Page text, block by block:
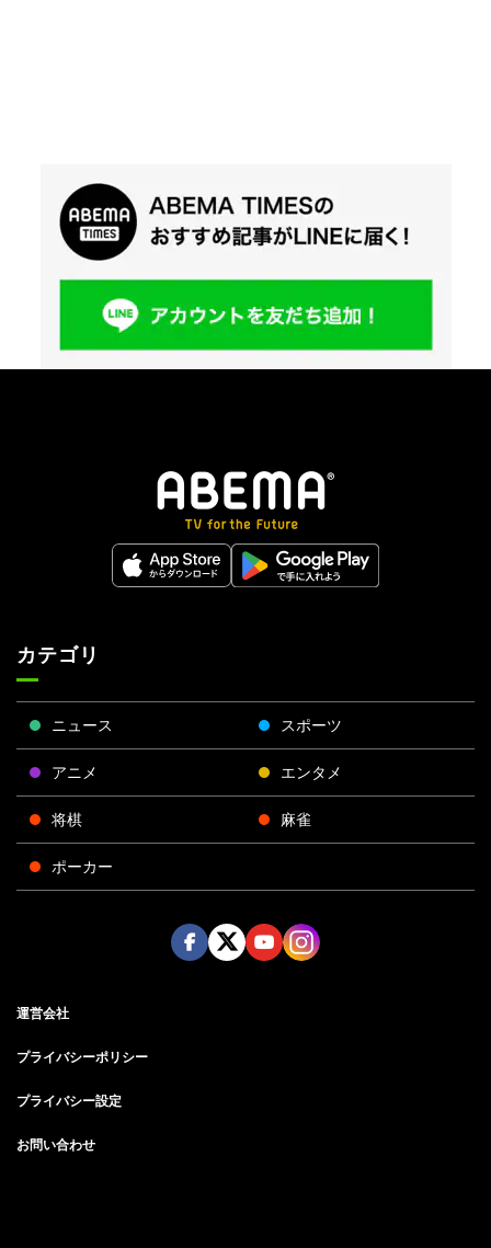
カテゴリ
ニュース スポーツ
アニメ エンタメ
将棋 麻雀
ポーカー
運営会社
プライバシーポリシー
プライバシー設定
お問い合わせ